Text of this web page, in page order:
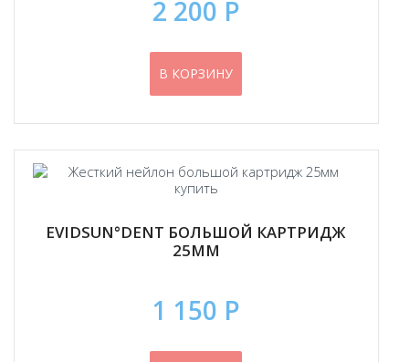
2 200 Р
В КОРЗИНУ
EVIDSUN°DENT БОЛЬШОЙ КАРТРИДЖ
25ММ
1 150 Р